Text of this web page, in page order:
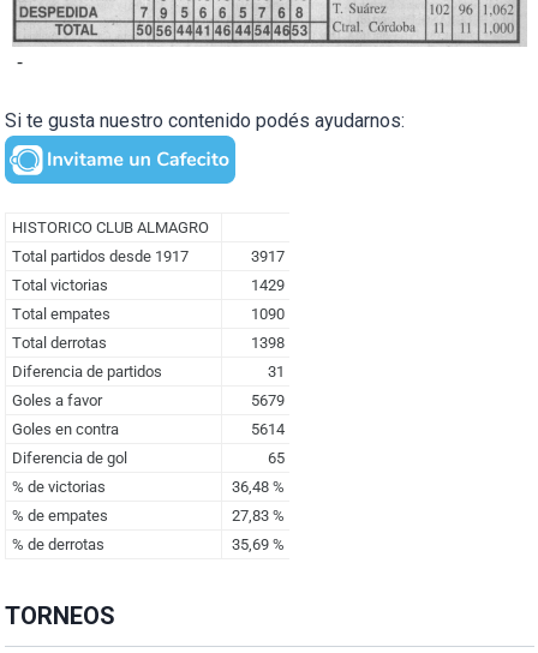
-
Si te gusta nuestro contenido podés ayudarnos:
TORNEOS